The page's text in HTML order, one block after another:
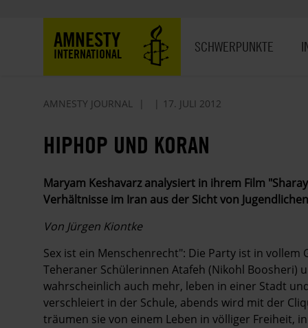
AMNESTY
INTERNATIONAL SCHWERPUNKTE
AMNESTY JOURNAL 17. JULI 2012
HIPHOP UND KORAN
Maryam Keshavarz analysiert in ihrem Film
Verhältnisse im Iran aus der Sicht von
Von Jürgen Kiontke
Sex ist ein Menschenrecht": Die Party ist in vollem
Teheraner Schülerinnen Atafeh (Nikohl Boosheri)
wahrscheinlich auch mehr, leben in einer Stadt
verschleiert in der Schule, abends wird mit der
träumen sie von einem Leben in völliger Freiheit,